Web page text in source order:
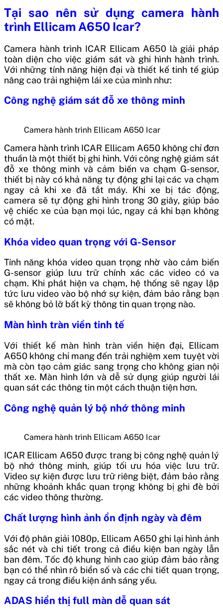
Tại sao nên sử dụng camera hành
trình Ellicam A650 Icar?
Camera hành trình ICAR Ellicam A650 là giải pháp
toàn diện cho việc giám sát và ghi hình hành trình.
Với những tính năng hiện đại và thiết kế tinh tế giúp
nâng cao trải nghiệm lái xe của mình như:
Công nghệ giám sát đỗ xe thông minh
Camera hành trình Ellicam A650 Icar
Camera hành trình ICAR Ellicam A650 không chỉ đơn
thuần là một thiết bị ghi hình. Với công nghệ giám sát
đỗ xe thông minh và cảm biến va chạm G-sensor,
thiết bị này có khả năng tự động ghi lại các va chạm
ngay cả khi xe đã tắt máy. Khi xe bị tác động,
camera sẽ tự động ghi hình trong 30 giây, giúp bảo
vệ chiếc xe của bạn mọi lúc, ngay cả khi bạn không
có mặt.
Khóa video quan trọng với G-Sensor
Tính năng khóa video quan trọng nhờ vào cảm biến
G-sensor giúp lưu trữ chính xác các video có va
chạm. Khi phát hiện va chạm, hệ thống sẽ ngay lập
tức lưu video vào bộ nhớ sự kiện, đảm bảo rằng bạn
sẽ không bỏ lỡ bất kỳ thông tin quan trọng nào.
Màn hình tràn viền tinh tế
Với thiết kế màn hình tràn viền hiện đại, Ellicam
A650 không chỉ mang đến trải nghiệm xem tuyệt vời
mà còn tạo cảm giác sang trọng cho không gian nội
thất xe. Màn hình lớn và dễ sử dụng giúp người lái
quan sát các thông tin một cách thuận tiện hơn.
Công nghệ quản lý bộ nhớ thông minh
Camera hành trình Ellicam A650 Icar
ICAR Ellicam A650 được trang bị công nghệ quản lý
bộ nhớ thông minh, giúp tối ưu hóa việc lưu trữ.
Video sự kiện được lưu trữ riêng biệt, đảm bảo rằng
những khoảnh khắc quan trọng không bị ghi đè bởi
các video thông thường.
Chất lượng hình ảnh ổn định ngày và đêm
Với độ phân giải 1080p, Ellicam A650 ghi lại hình ảnh
sắc nét và chi tiết trong cả điều kiện ban ngày lẫn
ban đêm. Tốc độ khung hình cao giúp đảm bảo rằng
bạn có thể nhìn rõ biển số và các chi tiết quan trọng,
ngay cả trong điều kiện ánh sáng yếu.
ADAS hiển thị full màn dễ quan sát